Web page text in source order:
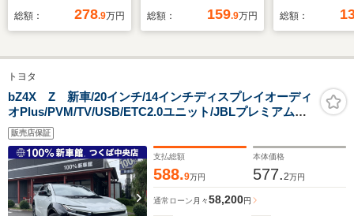
タセーフティセンス/
LED/USBジャッ
ク/Bluetooth接
続/ETC/EBD付ABS
総額： 278.9万円
ケージ 両側電動ド
ントロール コーナー
ドアップディスプレ
イ 前席シートヒータ
ト/LEDヘッド スマ
ートキー オートエア
コン
総額： 159.9万円
トハイビー
スエントリー
ト ヘッドラ
ライザー
総額：
トヨタ
bZ4X Z 新車/20インチ/14インチディスプレイオーディ
オPlus/PVM/TV/USB/ETC2.0ユニット/JBLプレミアムサ
ウンドシステム/デジタルインナーミラー/前席ベンチレー
ション/後席ヒーター/バイザー/トノカバー/ドラレコ前後
販売店保証
支払総額
588.9万円
本体価格
577.2万円
通常ローン 月々58,200円